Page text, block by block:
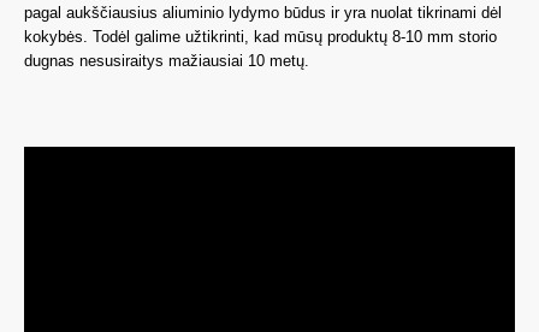
pagal aukščiausius aliuminio lydymo būdus ir yra nuolat tikrinami dėl
kokybės. Todėl galime užtikrinti, kad mūsų produktų 8-10 mm storio
dugnas nesusiraitys mažiausiai 10 metų.